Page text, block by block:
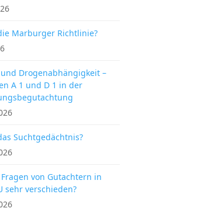
Marburger Richtlinie?
Drogenabhängigkeit –
A 1 und D 1 in der
Suchtgedächtnis?
von Gutachtern in
sehr verschieden?